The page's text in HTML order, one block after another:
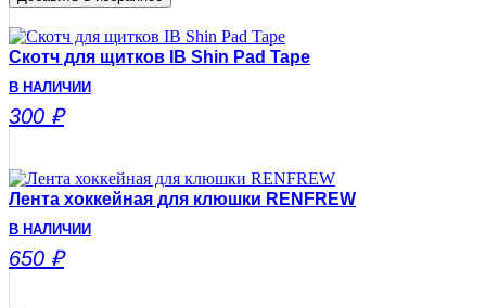
Скотч для щитков IB Shin Pad Tape
В НАЛИЧИИ
300 ₽
Лента хоккейная для клюшки RENFREW
В НАЛИЧИИ
650 ₽